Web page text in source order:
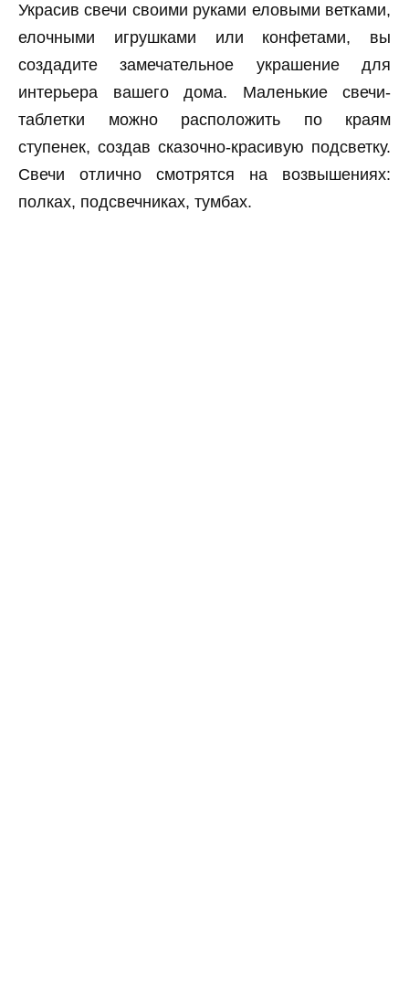
Украсив свечи своими руками еловыми ветками,
елочными игрушками или конфетами, вы
создадите замечательное украшение для
интерьера вашего дома. Маленькие свечи-
таблетки можно расположить по краям
ступенек, создав сказочно-красивую подсветку.
Свечи отлично смотрятся на возвышениях:
полках, подсвечниках, тумбах.